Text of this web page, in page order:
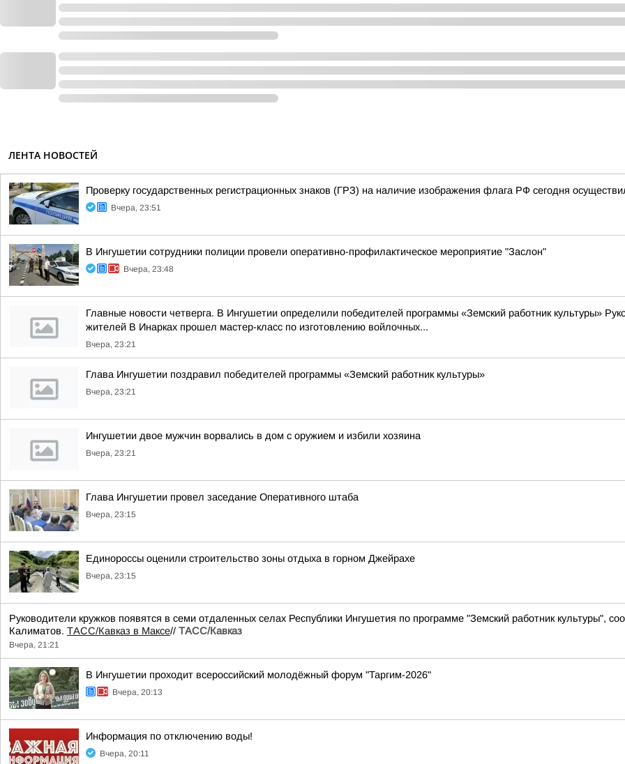
ЛЕНТА НОВОСТЕЙ
Проверку государственных регистрационных знаков (ГРЗ) на наличие изображения флага РФ сегодня
Вчера, 23:51
В Ингушетии сотрудники полиции провели оперативно-профилактическое мероприятие "Заслон"
Вчера, 23:48
Главные новости четверга. В Ингушетии определили победителей программы «Земский работник культуры»
жителей В Инарках прошел мастер-класс по изготовлению войлочных...
Вчера, 23:21
Глава Ингушетии поздравил победителей программы «Земский работник культуры»
Вчера, 23:21
Ингушетии двое мужчин ворвались в дом с оружием и избили хозяина
Вчера, 23:21
Глава Ингушетии провел заседание Оперативного штаба
Вчера, 23:15
Единороссы оценили строительство зоны отдыха в горном Джейрахе
Вчера, 23:15
Руководители кружков появятся в семи отдаленных селах Республики Ингушетия по программе "Земский работник культуры",
Калиматов. ТАСС/Кавказ в Максе// ТАСС/Кавказ
Вчера, 21:21
В Ингушетии проходит всероссийский молодёжный форум "Таргим-2026"
Вчера, 20:13
Информация по отключению воды!
Вчера, 20:11